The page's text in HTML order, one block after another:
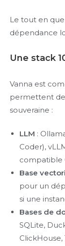
Le tout en
dépendance
Une stack
Vanna est
permettent
souveraine :
LLM :
Coder),
compatible
Base
pour un
si une
Bases de
SQLite,
ClickHouse,